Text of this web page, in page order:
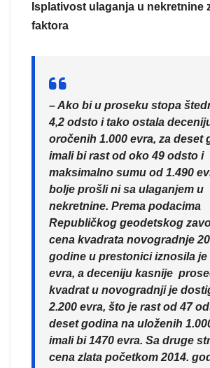
Isplativost ulaganja u nekretnine
faktora
– Ako bi u proseku stopa
4,2 odsto i tako ostala
oročenih 1.000 evra, za deset
imali bi rast od oko 49 odsto i
maksimalno sumu od 1.490
bolje prošli ni sa ulaganjem u
nekretnine. Prema podacima
Republičkog geodetskog
cena kvadrata novogradnje
godine u prestonici iznosila je
evra, a deceniju kasnije
kvadrat u novogradnji je
2.200 evra, što je rast od 47
deset godina na uloženih
imali bi 1470 evra. Sa druge
cena zlata početkom 2014.